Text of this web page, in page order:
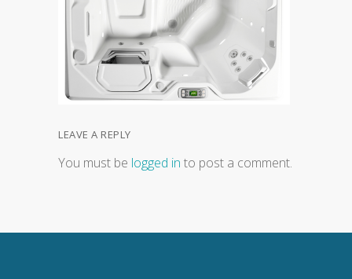
LEAVE A REPLY
You must be logged in to post a comment.